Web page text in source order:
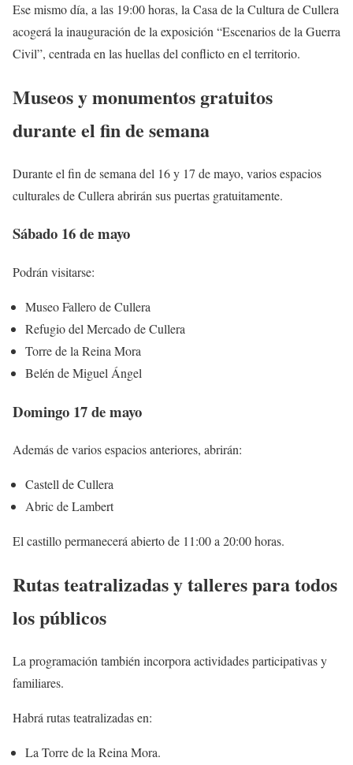
Ese mismo día, a las 19:00 horas, la Casa de la Cultura de Cullera
acogerá la inauguración de la exposición “Escenarios de la Guerra
Civil”, centrada en las huellas del conflicto en el territorio.
Museos y monumentos gratuitos
durante el fin de semana
Durante el fin de semana del 16 y 17 de mayo, varios espacios
culturales de Cullera abrirán sus puertas gratuitamente.
Sábado 16 de mayo
Podrán visitarse:
Museo Fallero de Cullera
Refugio del Mercado de Cullera
Torre de la Reina Mora
Belén de Miguel Ángel
Domingo 17 de mayo
Además de varios espacios anteriores, abrirán:
Castell de Cullera
Abric de Lambert
El castillo permanecerá abierto de 11:00 a 20:00 horas.
Rutas teatralizadas y talleres para todos
los públicos
La programación también incorpora actividades participativas y
familiares.
Habrá rutas teatralizadas en:
La Torre de la Reina Mora.